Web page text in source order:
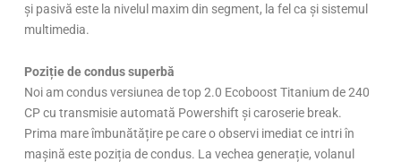
și pasivă este la nivelul maxim din segment, la fel ca și sistemul
multimedia.
Poziție de condus superbă
Noi am condus versiunea de top 2.0 Ecoboost Titanium de 240
CP cu transmisie automată Powershift și caroserie break.
Prima mare îmbunătățire pe care o observi imediat ce intri în
mașină este poziția de condus. La vechea generație, volanul